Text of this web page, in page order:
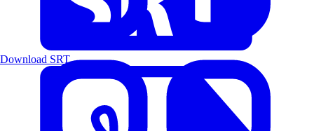
Download SRT